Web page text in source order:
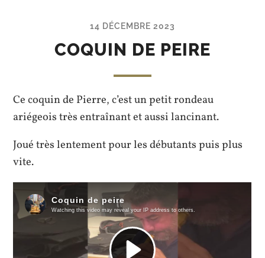
14 DÉCEMBRE 2023
COQUIN DE PEIRE
Ce coquin de Pierre, c’est un petit rondeau
ariégeois très entraînant et aussi lancinant.
Joué très lentement pour les débutants puis plus
vite.